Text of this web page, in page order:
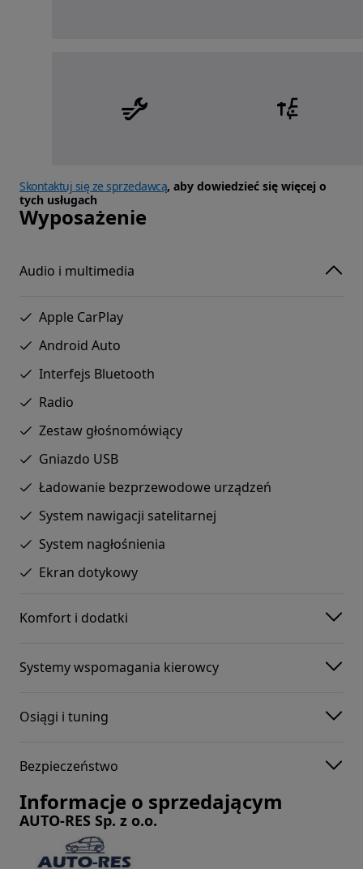
Skontaktuj się ze sprzedawcą, aby dowiedzieć się więcej o
tych usługach
Wyposażenie
Audio i multimedia
Apple CarPlay
Android Auto
Interfejs Bluetooth
Radio
Zestaw głośnomówiący
Gniazdo USB
Ładowanie bezprzewodowe urządzeń
System nawigacji satelitarnej
System nagłośnienia
Ekran dotykowy
Komfort i dodatki
Systemy wspomagania kierowcy
Osiągi i tuning
Bezpieczeństwo
Informacje o sprzedającym
AUTO-RES Sp. z o.o.